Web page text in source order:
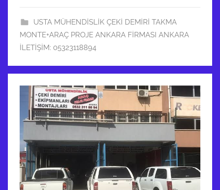
USTA MÜHENDİSLİK ÇEKİ DEMİRİ TAKMA
MONTE+ARAÇ PROJE ANKARA FİRMASI ANKARA
İLETİŞİM: 05323118894